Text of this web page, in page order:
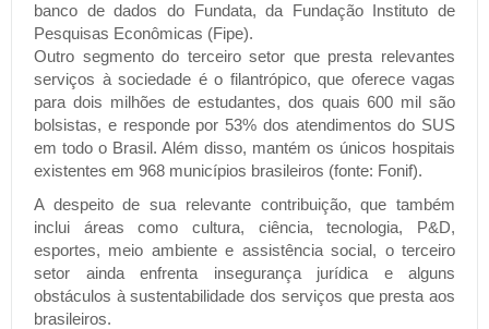
banco de dados do Fundata, da Fundação Instituto de
Pesquisas Econômicas (Fipe).
Outro segmento do terceiro setor que presta relevantes
serviços à sociedade é o filantrópico, que oferece vagas
para dois milhões de estudantes, dos quais 600 mil são
bolsistas, e responde por 53% dos atendimentos do SUS
em todo o Brasil. Além disso, mantém os únicos hospitais
existentes em 968 municípios brasileiros (fonte: Fonif).
A despeito de sua relevante contribuição, que também
inclui áreas como cultura, ciência, tecnologia, P&D,
esportes, meio ambiente e assistência social, o terceiro
setor ainda enfrenta insegurança jurídica e alguns
obstáculos à sustentabilidade dos serviços que presta aos
brasileiros.